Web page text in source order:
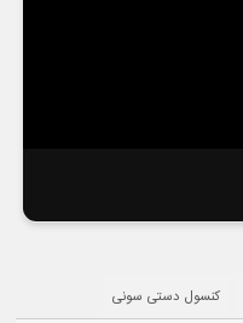
کنسول دستی سونی